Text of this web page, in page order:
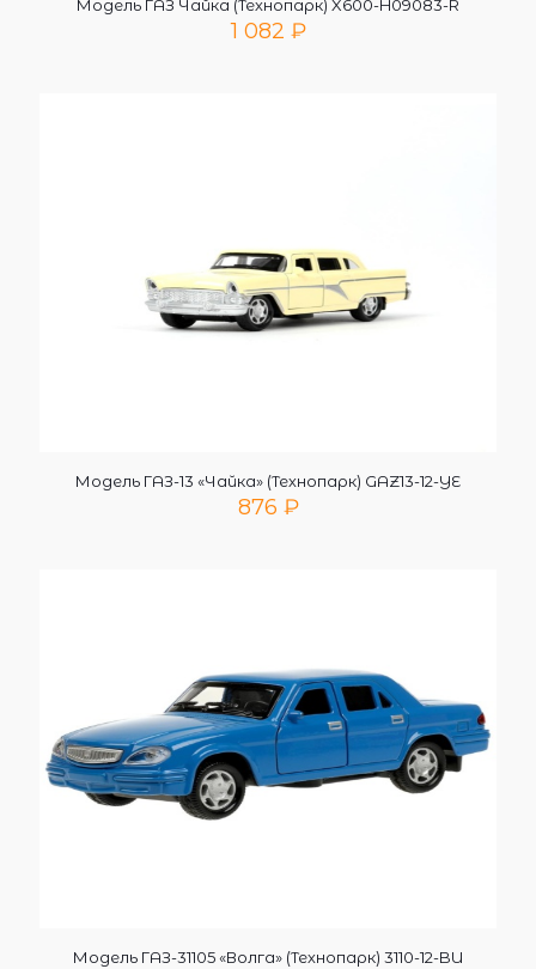
Модель ГАЗ Чайка (Технопарк) X600-H09083-R
1 082 ₽
Модель ГАЗ-13 «Чайка» (Технопарк) GAZ13-12-YE
876 ₽
Модель ГАЗ-31105 «Волга» (Технопарк) 3110-12-BU